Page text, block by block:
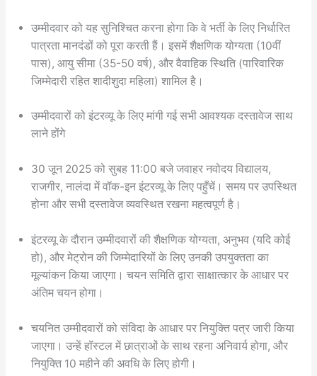
उम्मीदवार को यह सुनिश्चित करना होगा कि वे भर्ती के लिए निर्धारित
पात्रता मानदंडों को पूरा करती हैं। इसमें शैक्षणिक योग्यता (10वीं
पास), आयु सीमा (35-50 वर्ष), और वैवाहिक स्थिति (पारिवारिक
जिम्मेदारी रहित शादीशुदा महिला) शामिल है।
उम्मीदवारों को इंटरव्यू के लिए मांगी गई सभी आवश्यक दस्तावेज साथ
लाने होंगे
30 जून 2025 को सुबह 11:00 बजे जवाहर नवोदय विद्यालय,
राजगीर, नालंदा में वॉक-इन इंटरव्यू के लिए पहुँचें। समय पर उपस्थित
होना और सभी दस्तावेज व्यवस्थित रखना महत्वपूर्ण है।
इंटरव्यू के दौरान उम्मीदवारों की शैक्षणिक योग्यता, अनुभव (यदि कोई
हो), और मेट्रोन की जिम्मेदारियों के लिए उनकी उपयुक्तता का
मूल्यांकन किया जाएगा। चयन समिति द्वारा साक्षात्कार के आधार पर
अंतिम चयन होगा।
चयनित उम्मीदवारों को संविदा के आधार पर नियुक्ति पत्र जारी किया
जाएगा। उन्हें हॉस्टल में छात्राओं के साथ रहना अनिवार्य होगा, और
नियुक्ति 10 महीने की अवधि के लिए होगी।